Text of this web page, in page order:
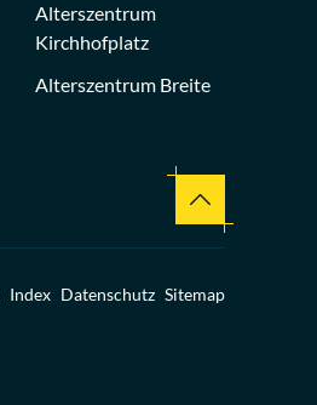
Alterszentrum
Kirchhofplatz
Alterszentrum Breite
Nach oben
Index Datenschutz Sitemap